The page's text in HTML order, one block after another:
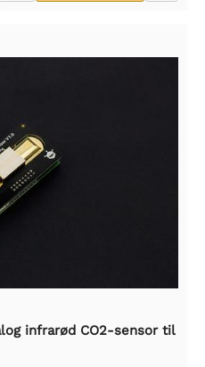
infrarød CO2-sensor til